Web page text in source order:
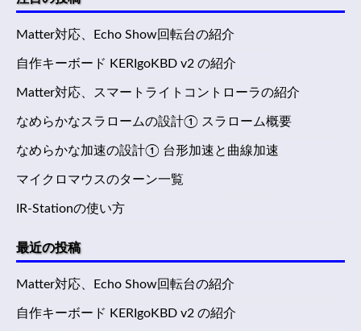
Matter対応、Echo Show回転台の紹介
自作キーボード KERIgoKBD v2 の紹介
Matter対応、スマートライトコントローラの紹介
なめらかなスラロームの設計① スラローム概要
なめらかな加速の設計① 台形加速と曲線加速
マイクロマウスのターン一覧
IR-Stationの使い方
最近の投稿
Matter対応、Echo Show回転台の紹介
自作キーボード KERIgoKBD v2 の紹介